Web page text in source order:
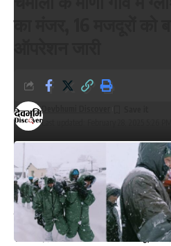
आपको बता दे कि इन दोनों
समय सीमा 4 से 6 साल है। आर्थिक
(सीसीईए) के निर्णयों की घोषणा सूचना
Last updated: February 28, 2025 5:26 PM
Devbhumi Discover